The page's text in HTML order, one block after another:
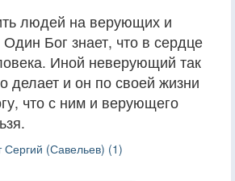
людей на верующих и
Бог знает, что в сердце
Иной неверующий так
делает и он по своей жизни
что с ним и верующего
(Савельев) (1)